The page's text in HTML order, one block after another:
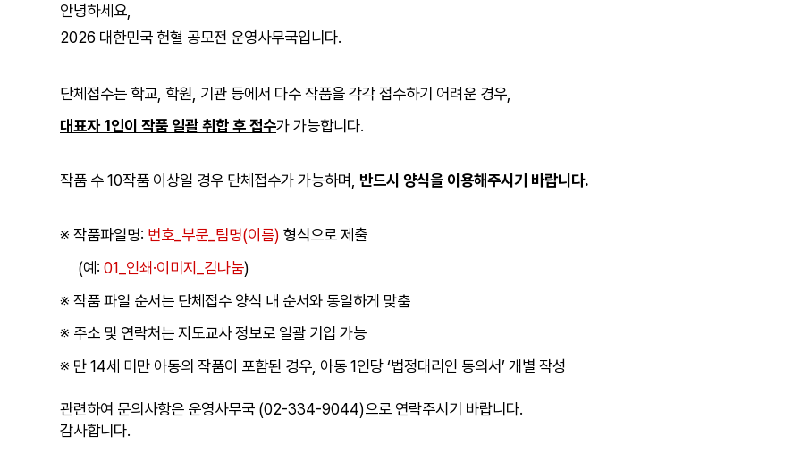
안녕하세요,
2026 대한민국 헌혈 공모전 운영사무국입니다.
단체접수는 학교, 학원, 기관 등에서 다수 작품을 각각 접수하기 어려운 경우,
대표자 1인이 작품 일괄 취합 후 접수가 가능합니다.
작품 수 10작품 이상일 경우 단체접수가 가능하며, 반드시 양식을 이용해주시기 바랍니다.
※ 작품파일명: 번호_부문_팀명(이름) 형식으로 제출
(예: 01_인쇄·이미지_김나눔)
※ 작품 파일 순서는 단체접수 양식 내 순서와 동일하게 맞춤
※ 주소 및 연락처는 지도교사 정보로 일괄 기입 가능
※ 만 14세 미만 아동의 작품이 포함된 경우, 아동 1인당 ‘법정대리인 동의서’ 개별 작성
관련하여 문의사항은 운영사무국 (02-334-9044)으로 연락주시기 바랍니다.
감사합니다.